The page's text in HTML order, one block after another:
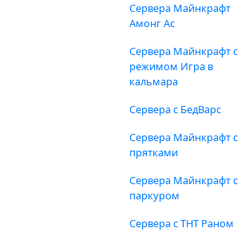
Сервера Майнкрафт
Амонг Ас
Сервера Майнкрафт с
режимом Игра в
кальмара
Сервера с БедВарс
Сервера Майнкрафт с
прятками
Сервера Майнкрафт с
паркуром
Сервера с ТНТ Раном